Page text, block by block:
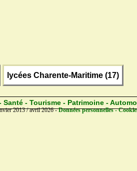
lycées Charente-Maritime (17)
Santé - Tourisme - Patrimoine -
2013 / avril 2026 -Données personnelles -